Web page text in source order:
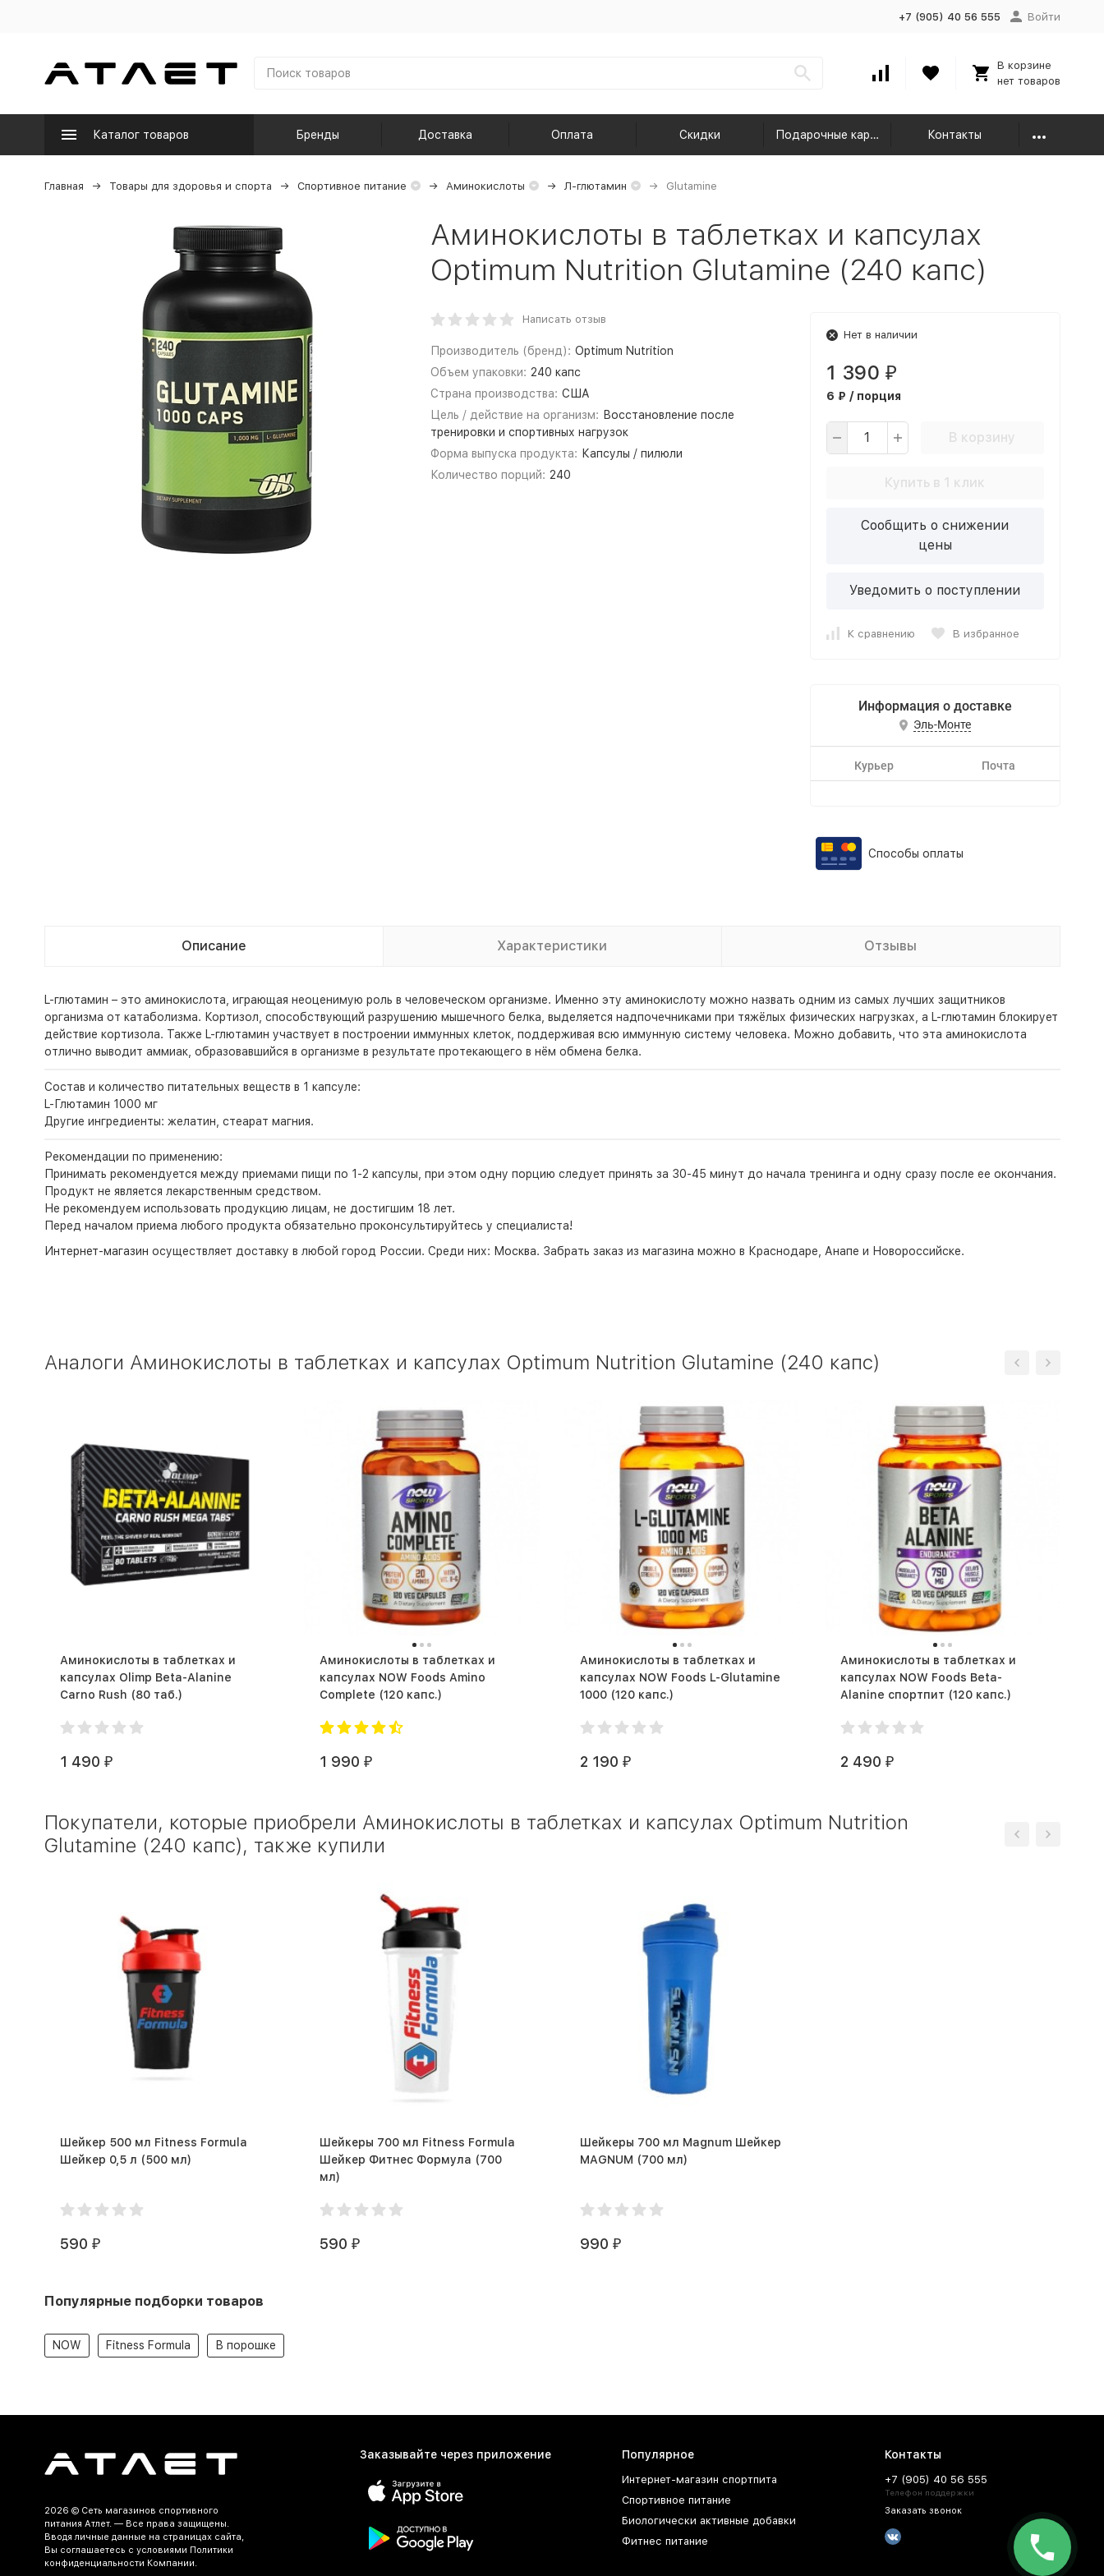
+7 (905) 40 56 555 Войти
В корзине
нет товаров
Каталог товаров Бренды Доставка Оплата Скидки Подарочные карты Контакты
Главная Товары для здоровья и спорта Спортивное питание Аминокислоты Л-глютамин Glutamine
Аминокислоты в таблетках и капсулах
Optimum Nutrition Glutamine (240 капс)
Написать отзыв
Производитель (бренд): Optimum Nutrition
Объем упаковки: 240 капс
Страна производства: США
Цель / действие на организм: Восстановление после
тренировки и спортивных нагрузок
Форма выпуска продукта: Капсулы / пилюли
Количество порций: 240
Нет в наличии
1 390 ₽
6 ₽ / порция
В корзину
Купить в 1 клик
Сообщить о снижении
цены
Уведомить о поступлении
К сравнению В избранное
Информация о доставке
Эль-Монте
Курьер Почта
Способы оплаты
Описание Характеристики Отзывы
L-глютамин – это аминокислота, играющая неоценимую роль в человеческом организме. Именно эту аминокислоту можно назвать одним из самых лучших защитников
организма от катаболизма. Кортизол, способствующий разрушению мышечного белка, выделяется надпочечниками при тяжёлых физических нагрузках, а L-глютамин блокирует
действие кортизола. Также L-глютамин участвует в построении иммунных клеток, поддерживая всю иммунную систему человека. Можно добавить, что эта аминокислота
отлично выводит аммиак, образовавшийся в организме в результате протекающего в нём обмена белка.
Состав и количество питательных веществ в 1 капсуле:
L-Глютамин 1000 мг
Другие ингредиенты: желатин, стеарат магния.
Рекомендации по применению:
Принимать рекомендуется между приемами пищи по 1-2 капсулы, при этом одну порцию следует принять за 30-45 минут до начала тренинга и одну сразу после ее окончания.
Продукт не является лекарственным средством.
Не рекомендуем использовать продукцию лицам, не достигшим 18 лет.
Перед началом приема любого продукта обязательно проконсультируйтесь у специалиста!
Интернет-магазин осуществляет доставку в любой город России. Среди них: Москва. Забрать заказ из магазина можно в Краснодаре, Анапе и Новороссийске.
Аналоги Аминокислоты в таблетках и капсулах Optimum Nutrition Glutamine (240 капс)
Аминокислоты в таблетках и
капсулах Olimp Beta-Alanine
Carno Rush (80 таб.)
1 490 ₽
Аминокислоты в таблетках и
капсулах NOW Foods Amino
Complete (120 капс.)
1 990 ₽
Аминокислоты в таблетках и
капсулах NOW Foods L-Glutamine
1000 (120 капс.)
2 190 ₽
Аминокислоты в таблетках и
капсулах NOW Foods Beta-
Alanine спортпит (120 капс.)
2 490 ₽
Покупатели, которые приобрели Аминокислоты в таблетках и капсулах Optimum Nutrition
Glutamine (240 капс), также купили
Шейкер 500 мл Fitness Formula
Шейкер 0,5 л (500 мл)
590 ₽
Шейкеры 700 мл Fitness Formula
Шейкер Фитнес Формула (700
мл)
590 ₽
Шейкеры 700 мл Magnum Шейкер
MAGNUM (700 мл)
990 ₽
Популярные подборки товаров
NOW Fitness Formula В порошке
2026 © Сеть магазинов спортивного
питания Атлет. — Все права защищены.
Вводя личные данные на страницах сайта,
Вы соглашаетесь c условиями Политики
конфиденциальности Компании.
Заказывайте через приложение Популярное
Интернет-магазин спортпита
Спортивное питание
Биологически активные добавки
Фитнес питание
Контакты
+7 (905) 40 56 555
Телефон поддержки
Заказать звонок